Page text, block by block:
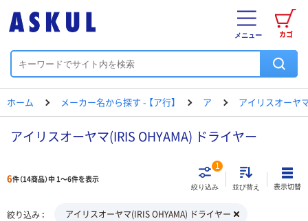
カゴ
メニュー
ホーム メーカー名から探す - 【ア行】 ア アイリスオーヤ
アイリスオーヤマ(IRIS OHYAMA) ドライヤー
6件（14商品）中 1～6件を表示
絞り込み
1
並び替え 表示切替
絞り込み アイリスオーヤマ(IRIS OHYAMA) ドライヤー